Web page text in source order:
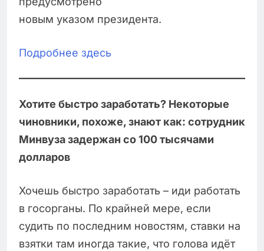
новым указом президента.
Подробнее здесь
Хотите быстро заработать? Некоторые
чиновники, похоже, знают как: сотрудник
Минвуза задержан со 100 тысячами
долларов
Хочешь быстро заработать – иди работать
в госорганы. По крайней мере, если
судить по последним новостям, ставки на
взятки там иногда такие, что голова идёт